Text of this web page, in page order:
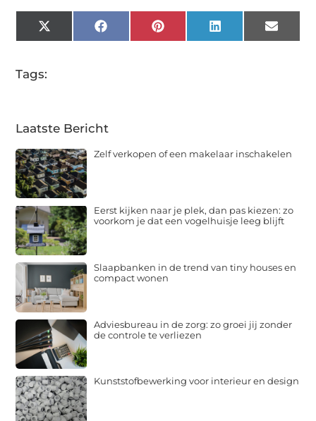
X
(Twitter)
FacebookPinterestLinkedInEmail
Tags:
Laatste Bericht
Zelf verkopen of een makelaar inschakelen
Eerst kijken naar je plek, dan pas kiezen: zo
voorkom je dat een vogelhuisje leeg blijft
Slaapbanken in de trend van tiny houses en
compact wonen
Adviesbureau in de zorg: zo groei jij zonder
de controle te verliezen
Kunststofbewerking voor interieur en design